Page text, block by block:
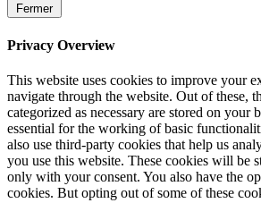
Fermer
Privacy Overview
This website uses cookies to improve your
navigate through the website. Out of these,
categorized as necessary are stored on your
essential for the working of basic
also use third-party cookies that help us
you use this website. These cookies will be
only with your consent. You also have the
cookies. But opting out of some of these